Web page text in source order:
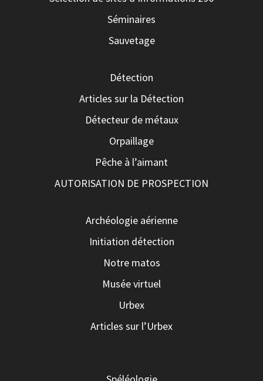
Séminaires
Sauvetage
Détection
Articles sur la Détection
Détecteur de métaux
Orpaillage
Pêche à l’aimant
AUTORISATION DE PROSPECTION
Archéologie aérienne
Initiation détection
Notre matos
Musée virtuel
Urbex
Articles sur l’Urbex